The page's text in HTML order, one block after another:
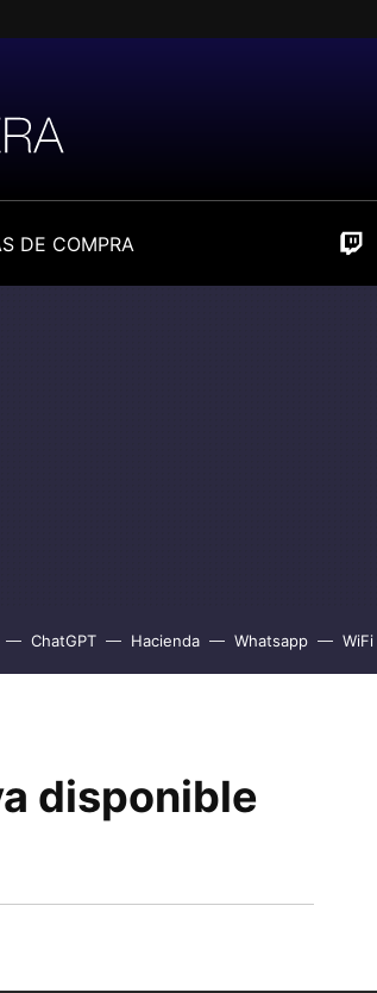
DE COMPRA
ChatGPT Hacienda Whatsapp WiFi
disponible